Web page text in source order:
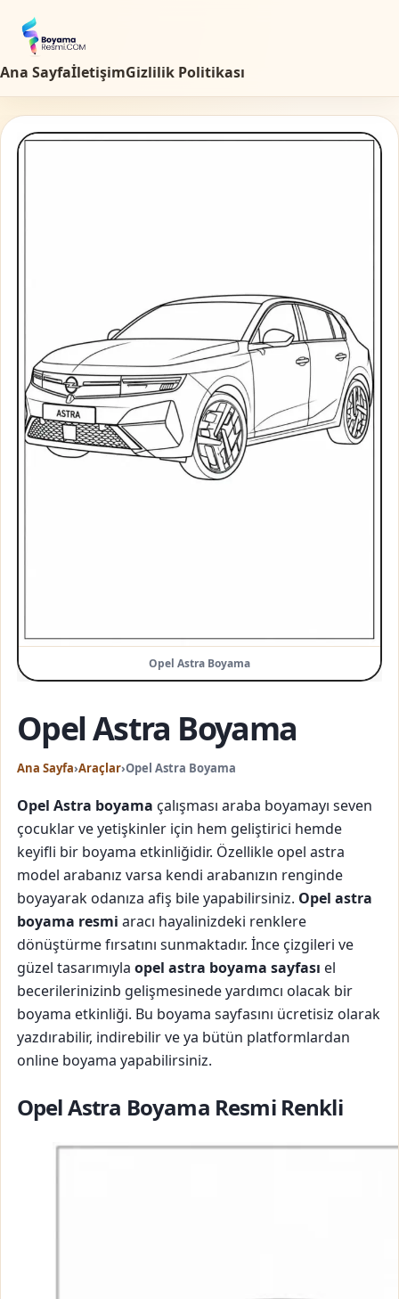
Ana SayfaİletişimGizlilik Politikası
Opel Astra Boyama
Opel Astra Boyama
Ana Sayfa›Araçlar›Opel Astra Boyama
Opel Astra boyama çalışması araba boyamayı seven
çocuklar ve yetişkinler için hem geliştirici hemde
keyifli bir boyama etkinliğidir. Özellikle opel astra
model arabanız varsa kendi arabanızın renginde
boyayarak odanıza afiş bile yapabilirsiniz. Opel astra
boyama resmi aracı hayalinizdeki renklere
dönüştürme fırsatını sunmaktadır. İnce çizgileri ve
güzel tasarımıyla opel astra boyama sayfası el
becerilerinizinb gelişmesinede yardımcı olacak bir
boyama etkinliği. Bu boyama sayfasını ücretisiz olarak
yazdırabilir, indirebilir ve ya bütün platformlardan
online boyama yapabilirsiniz.
Opel Astra Boyama Resmi Renkli